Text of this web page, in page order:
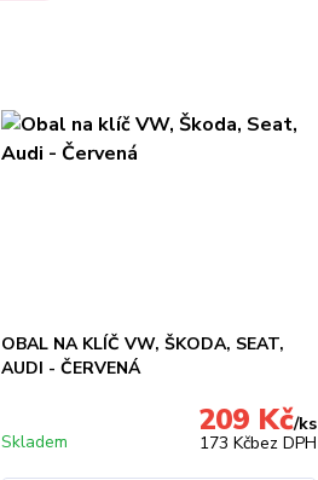
OBAL NA KLÍČ VW, ŠKODA, SEAT,
AUDI - ČERVENÁ
209 Kč/ks
173 Kčbez DPH
Skladem